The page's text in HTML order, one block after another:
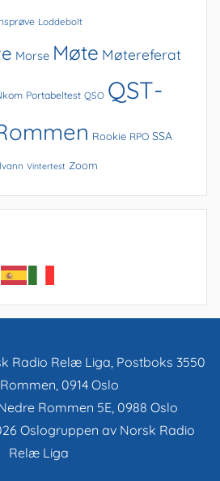
Loddebolt
Morse Møte Møtereferat
Portabeltest QSO QST-
Rookie RPO SSA
Vintertest Zoom
Radio Relæ Liga, Postboks 3550
0914 Oslo
Rommen 5E, 0988 Oslo
Oslogruppen av Norsk Radio
Relæ Liga